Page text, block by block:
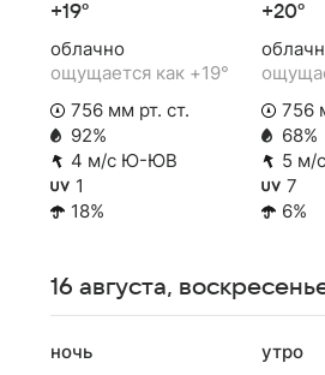
+19°
облачно
ощущается как +19°
756 мм рт. ст.
92%
4 м/с Ю-ЮВ
1
18%
+20°
756
68%
5
7
6%
16 августа,
ночь утро